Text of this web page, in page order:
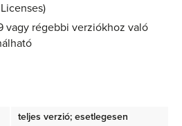
vagy régebbi verziókhoz való
teljes verzió; esetlegesen